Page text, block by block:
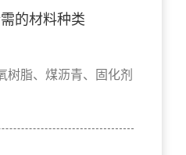
的材料种类
树脂、煤沥青、固化剂